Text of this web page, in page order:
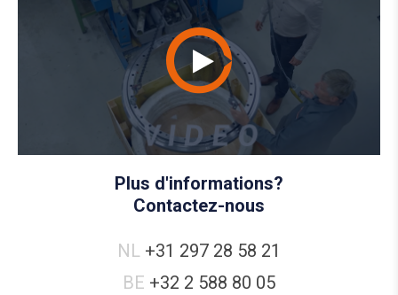
Plus d'informations?
Contactez-nous
NL +31 297 28 58 21
BE +32 2 588 80 05